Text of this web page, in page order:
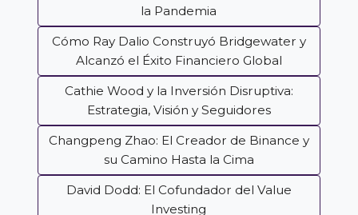
la Pandemia
Cómo Ray Dalio Construyó Bridgewater y
Alcanzó el Éxito Financiero Global
Cathie Wood y la Inversión Disruptiva:
Estrategia, Visión y Seguidores
Changpeng Zhao: El Creador de Binance y
su Camino Hasta la Cima
David Dodd: El Cofundador del Value
Investing